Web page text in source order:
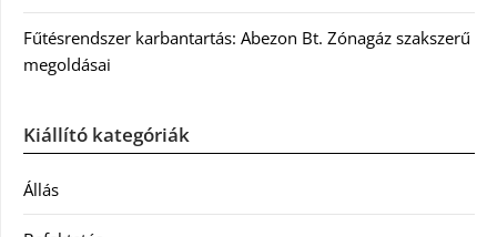
Fűtésrendszer karbantartás: Abezon Bt. Zónagáz szakszerű
megoldásai
Kiállító kategóriák
Állás